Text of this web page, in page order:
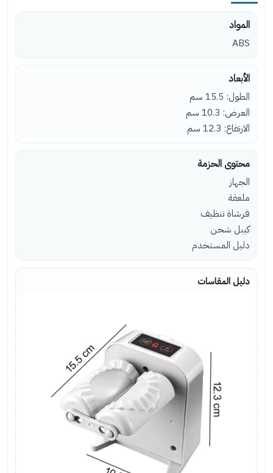
المواد
ABS
الأبعاد
الطول: 15.5 سم
العرض: 10.3 سم
الارتفاع: 12.3 سم
محتوى الحزمة
الجهاز
ملعقة
فرشاة تنظيف
كيبل شحن
دليل المستخدم
دليل المقاسات